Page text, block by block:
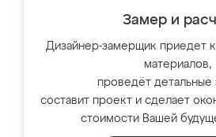
Замер и
Дизайнер-замерщик приедет
материалов,
проведёт детальные
составит проект и сделает
стоимости Вашей